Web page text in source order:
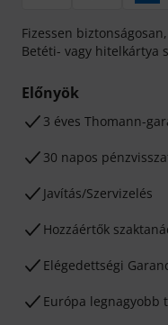
Fizessen
Betéti- vagy hitelkártya
Előnyök
3 éves Thomann-
30 napos
Javítás/Szervizelés
Hozzáértők
Elégedettségi
Európa legnagyobb